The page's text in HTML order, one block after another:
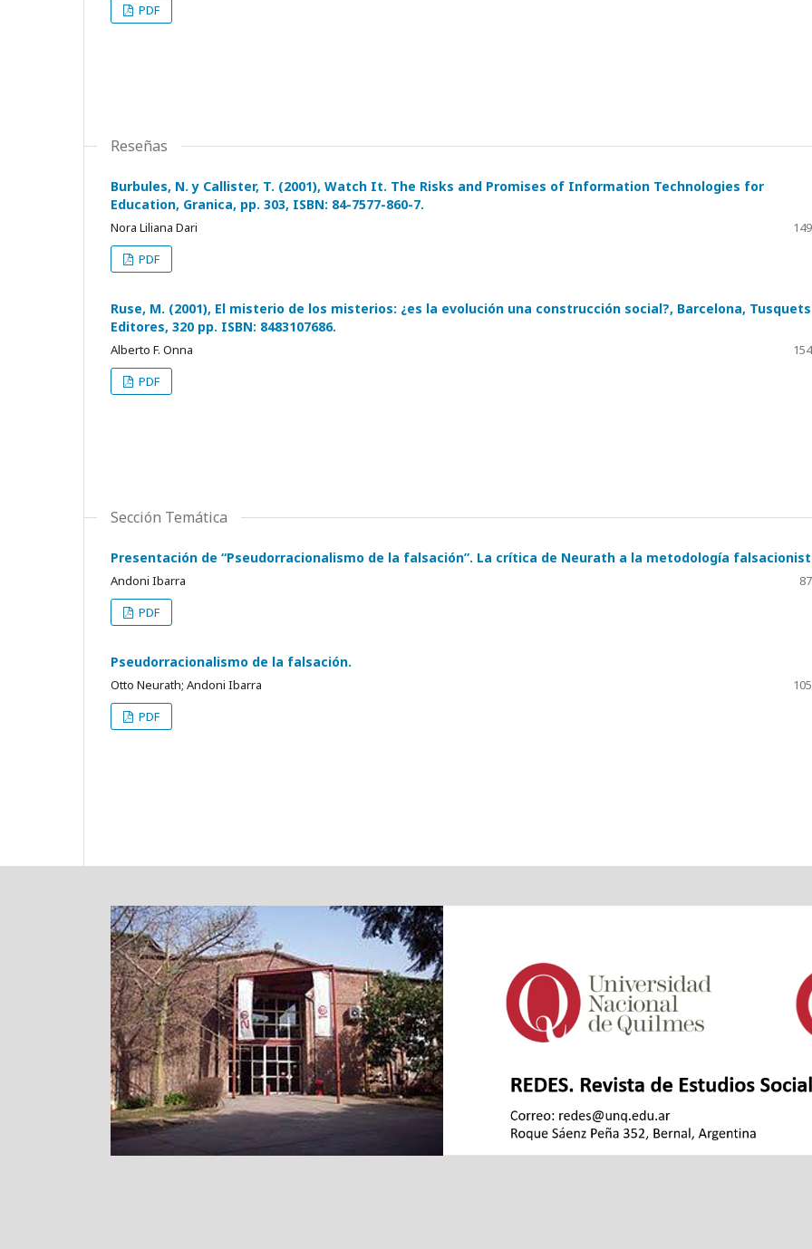
PDF
Reseñas
Burbules, N. y Callister, T. (2001), Watch It. The Risks and Promises of Information Technologies for
Education, Granica, pp. 303, ISBN: 84-7577-860-7.
Nora Liliana Dari
PDF
Ruse, M. (2001), El misterio de los misterios: ¿es la evolución una construcción social?, Barcelona, Tusquets
Editores, 320 pp. ISBN: 8483107686.
Alberto F. Onna
PDF
Sección Temática
Presentación de “Pseudorracionalismo de la falsación”. La crítica de Neurath a la metodología
Andoni Ibarra
PDF
Pseudorracionalismo de la falsación.
Otto Neurath; Andoni Ibarra
PDF